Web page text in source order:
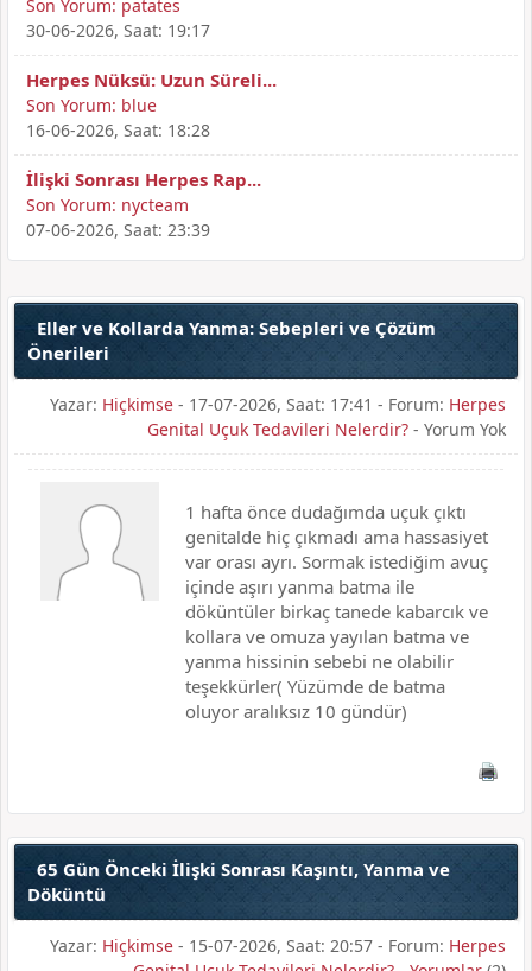
Son Yorum: patates
30-06-2026, Saat: 19:17
Herpes Nüksü: Uzun Süreli...
Son Yorum: blue
16-06-2026, Saat: 18:28
İlişki Sonrası Herpes Rap...
Son Yorum: nycteam
07-06-2026, Saat: 23:39
Eller ve Kollarda Yanma: Sebepleri ve Çözüm
Önerileri
Yazar: Hiçkimse - 17-07-2026, Saat: 17:41 - Forum: Herpes
Genital Uçuk Tedavileri Nelerdir? - Yorum Yok
1 hafta önce dudağımda uçuk çıktı
genitalde hiç çıkmadı ama hassasiyet
var orası ayrı. Sormak istediğim avuç
içinde aşırı yanma batma ile
döküntüler birkaç tanede kabarcık ve
kollara ve omuza yayılan batma ve
yanma hissinin sebebi ne olabilir
teşekkürler( Yüzümde de batma
oluyor aralıksız 10 gündür)
65 Gün Önceki İlişki Sonrası Kaşıntı, Yanma ve
Döküntü
Yazar: Hiçkimse - 15-07-2026, Saat: 20:57 - Forum: Herpes